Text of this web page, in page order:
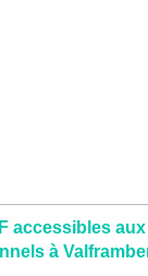
accessibles
à